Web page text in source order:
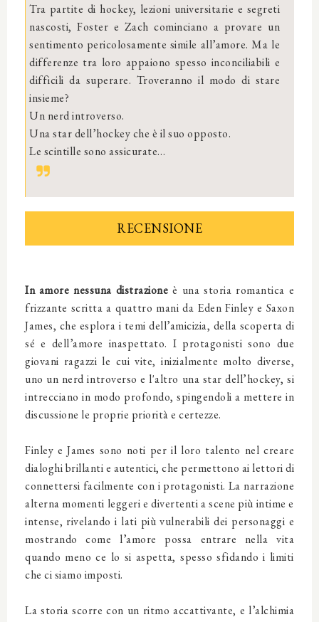
Tra partite di hockey, lezioni universitarie e segreti
nascosti, Foster e Zach cominciano a provare un
sentimento pericolosamente simile all’amore. Ma le
differenze tra loro appaiono spesso inconciliabili e
difficili da superare. Troveranno il modo di stare
insieme?
Un nerd introverso.
Una star dell’hockey che è il suo opposto.
Le scintille sono assicurate…
RECENSIONE
In amore nessuna distrazione è una storia romantica e
frizzante scritta a quattro mani da Eden Finley e Saxon
James, che esplora i temi dell’amicizia, della scoperta di
sé e dell’amore inaspettato. I protagonisti sono due
giovani ragazzi le cui vite, inizialmente molto diverse,
uno un nerd introverso e l'altro una star dell’hockey, si
intrecciano in modo profondo, spingendoli a mettere in
discussione le proprie priorità e certezze.
Finley e James sono noti per il loro talento nel creare
dialoghi brillanti e autentici, che permettono ai lettori di
connettersi facilmente con i protagonisti. La narrazione
alterna momenti leggeri e divertenti a scene più intime e
intense, rivelando i lati più vulnerabili dei personaggi e
mostrando come l’amore possa entrare nella vita
quando meno ce lo si aspetta, spesso sfidando i limiti
che ci siamo imposti.
La storia scorre con un ritmo accattivante, e l’alchimia